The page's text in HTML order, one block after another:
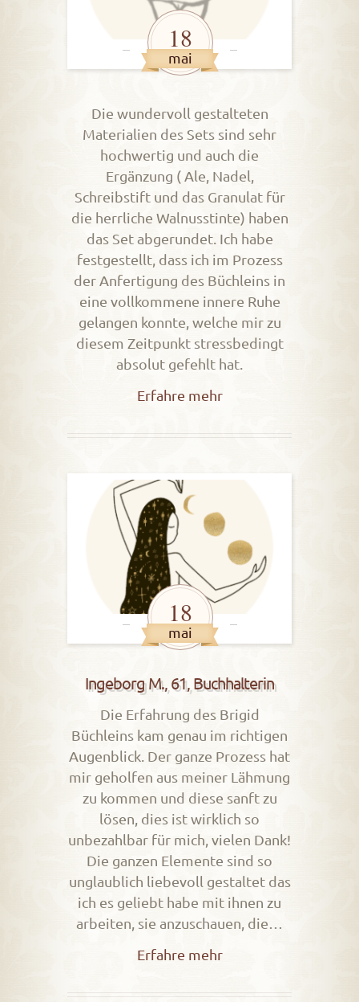
18
mai
Die wundervoll gestalteten
Materialien des Sets sind sehr
hochwertig und auch die
Ergänzung ( Ale, Nadel,
Schreibstift und das Granulat für
die herrliche Walnusstinte) haben
das Set abgerundet. Ich habe
festgestellt, dass ich im Prozess
der Anfertigung des Büchleins in
eine vollkommene innere Ruhe
gelangen konnte, welche mir zu
diesem Zeitpunkt stressbedingt
absolut gefehlt hat.
Erfahre mehr
18
mai
Ingeborg M., 61, Buchhalterin
Die Erfahrung des Brigid
Büchleins kam genau im richtigen
Augenblick. Der ganze Prozess hat
mir geholfen aus meiner Lähmung
zu kommen und diese sanft zu
lösen, dies ist wirklich so
unbezahlbar für mich, vielen Dank!
Die ganzen Elemente sind so
unglaublich liebevoll gestaltet das
ich es geliebt habe mit ihnen zu
arbeiten, sie anzuschauen, die…
Erfahre mehr